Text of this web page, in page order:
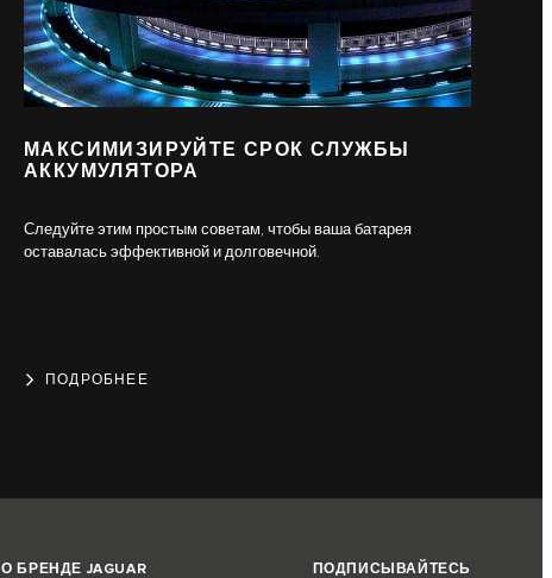
МАКСИМИЗИРУЙТЕ СРОК СЛУЖБЫ
АККУМУЛЯТОРА
Следуйте этим простым советам, чтобы ваша батарея
оставалась эффективной и долговечной.
ПОДРОБНЕЕ
О БРЕНДЕ JAGUAR ПОДПИСЫВАЙТЕСЬ